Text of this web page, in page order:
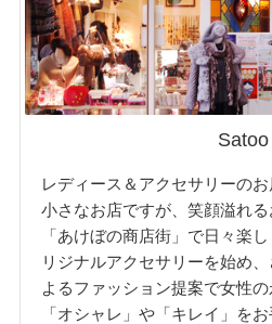
Satoo
レディース＆アクセサリーのお
小さなお店ですが、笑顔溢れ
「あけぼの商店街」で日々楽
リジナルアクセサリーを始め
よるファッション提案で女性
「オシャレ」や「キレイ」を